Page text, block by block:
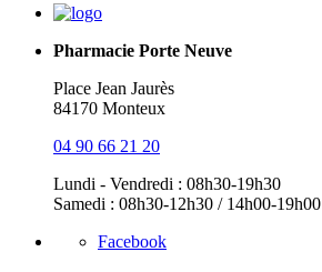
Pharmacie Porte Neuve
Place Jean Jaurès
84170 Monteux
04 90 66 21 20
Lundi - Vendredi : 08h30-19h30
Samedi : 08h30-12h30 / 14h00-19h00
Facebook